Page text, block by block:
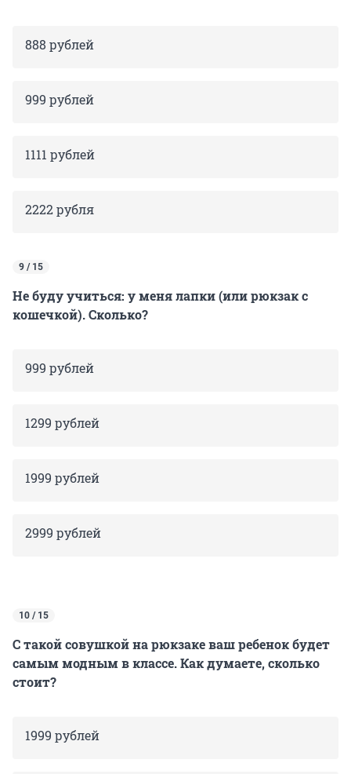
888 рублей
999 рублей
1111 рублей
2222 рубля
9 / 15
Не буду учиться: у меня лапки (или рюкзак с
кошечкой). Сколько?
999 рублей
1299 рублей
1999 рублей
2999 рублей
10 / 15
С такой совушкой на рюкзаке ваш ребенок будет
самым модным в классе. Как думаете, сколько
стоит?
1999 рублей